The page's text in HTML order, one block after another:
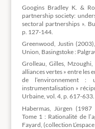
Googins Bradley K. &
partnership society:
sectoral partnerships ».
p. 127-144.
Greenwood, Justin
Union, Basingstoke :
Grolleau, Gilles,
alliances vertes » entre les
de l’environnement
instrumentalisation »
Urbaine, vol. 4, p. 617-633.
Habermas, Jürgen
Tome 1 : Rationalité de
Fayard, (collection